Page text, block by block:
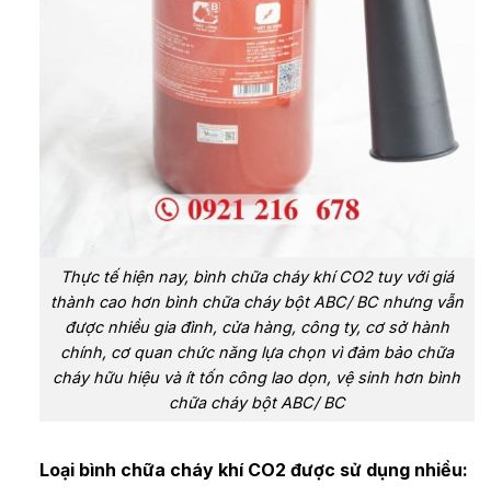
Thực tế hiện nay, bình chữa cháy khí CO2 tuy với giá
thành cao hơn bình chữa cháy bột ABC/ BC nhưng vẫn
được nhiều gia đình, cửa hàng, công ty, cơ sở hành
chính, cơ quan chức năng lựa chọn vì đảm bảo chữa
cháy hữu hiệu và ít tốn công lao dọn, vệ sinh hơn bình
chữa cháy bột ABC/ BC
Loại bình chữa cháy khí CO2 được sử dụng nhiều: